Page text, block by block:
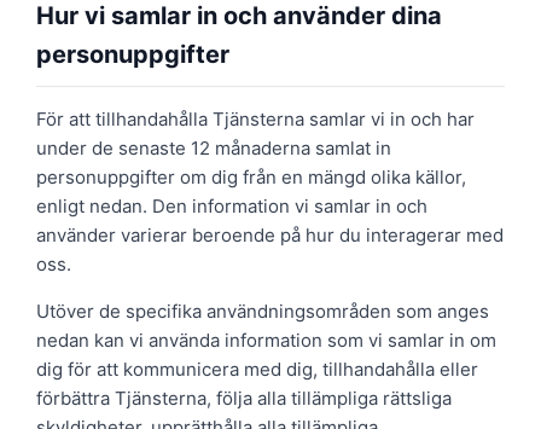
Hur vi samlar in och använder dina
personuppgifter
För att tillhandahålla Tjänsterna samlar vi in och har
under de senaste 12 månaderna samlat in
personuppgifter om dig från en mängd olika källor,
enligt nedan. Den information vi samlar in och
använder varierar beroende på hur du interagerar med
oss.
Utöver de specifika användningsområden som anges
nedan kan vi använda information som vi samlar in om
dig för att kommunicera med dig, tillhandahålla eller
förbättra Tjänsterna, följa alla tillämpliga rättsliga